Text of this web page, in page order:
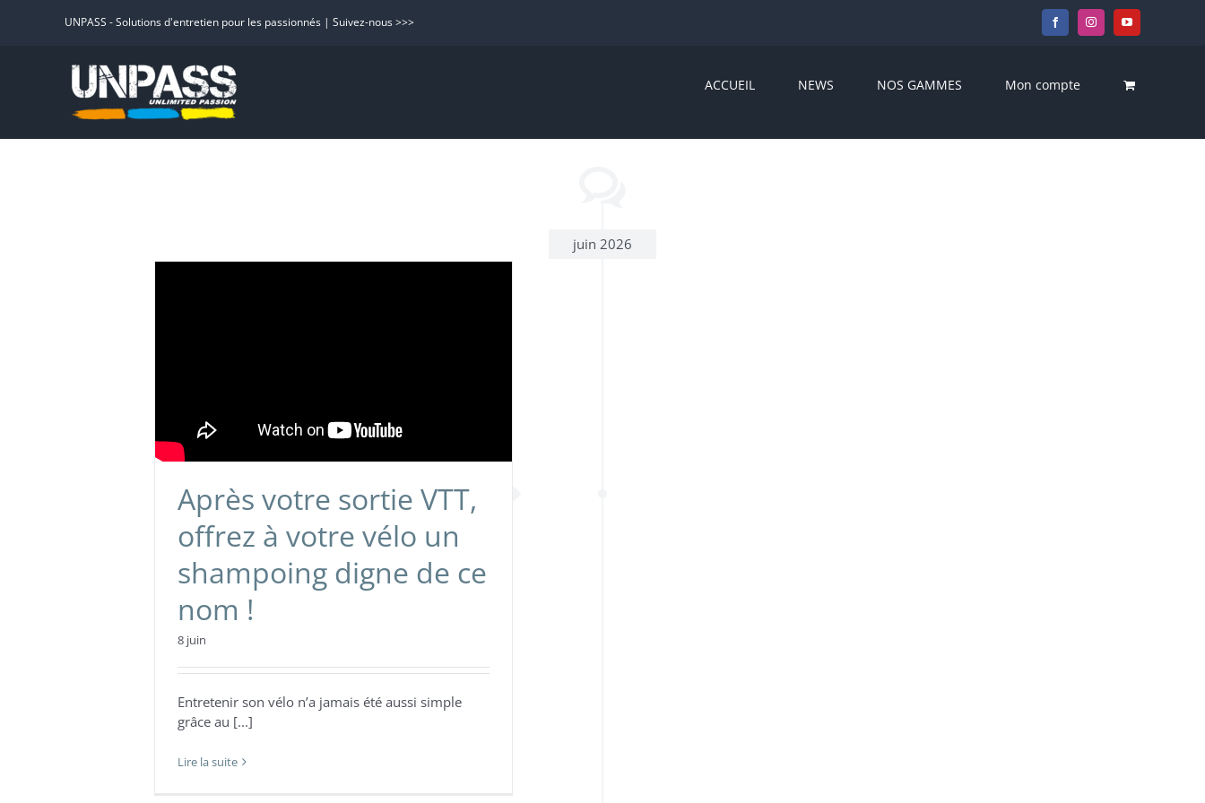
UNPASS - Solutions d'entretien pour les passionnés | Suivez-nous >>> FacebookInstagramYouTube
ACCUEIL NEWS NOS GAMMES Mon compte
juin 2026
Après votre sortie VTT,
offrez à votre vélo un
shampoing digne de ce
nom !
8 juin
Entretenir son vélo n’a jamais été aussi simple
grâce au [...]
Lire la suite